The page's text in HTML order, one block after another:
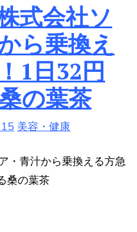
式会社ソ
ら乗換え
1日32円
の葉茶
美容・健康
・青汁から乗換える方急
桑の葉茶